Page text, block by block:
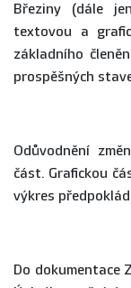
Březiny (dále
textovou a
základního
prospěšných
Odůvodnění
část. Grafickou
výkres
Do dokumentace